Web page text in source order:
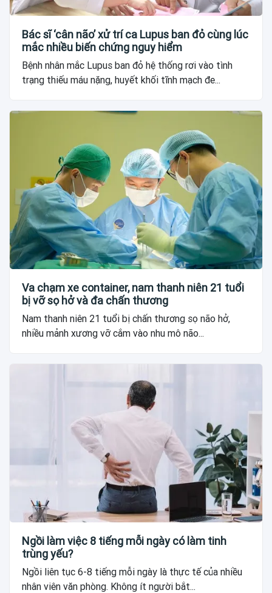
Bác sĩ ‘cân não’ xử trí ca Lupus ban đỏ cùng lúc
mắc nhiều biến chứng nguy hiểm
Bệnh nhân mắc Lupus ban đỏ hệ thống rơi vào tình
trạng thiếu máu nặng, huyết khối tĩnh mạch đe...
Va chạm xe container, nam thanh niên 21 tuổi
bị vỡ sọ hở và đa chấn thương
Nam thanh niên 21 tuổi bị chấn thương sọ não hở,
nhiều mảnh xương vỡ cắm vào nhu mô não...
Ngồi làm việc 8 tiếng mỗi ngày có làm tinh
trùng yếu?
Ngồi liên tục 6-8 tiếng mỗi ngày là thực tế của nhiều
nhân viên văn phòng. Không ít người bắt...